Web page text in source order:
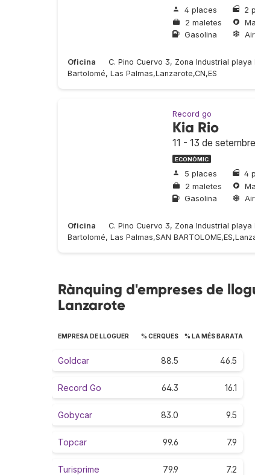
4 places
2
2 maletes
Gasolina
Oficina
C. Pino Cuervo 3, Zona Industrial playa
Bartolomé, Las Palmas,Lanzarote,CN,ES
Record go
Kia Rio
11 - 13 de setembre
ECONÒMIC
5 places
4
2 maletes
Gasolina
Oficina
C. Pino Cuervo 3, Zona Industrial playa
Bartolomé, Las Palmas,SAN
Rànquing d'empreses de
Lanzarote
EMPRESA DE LLOGUER % CERQUES % LA MÉS BARATA
Goldcar 88.5 46.5
Record Go 64.3 16.1
Gobycar 83.0 9.5
Topcar 99.6 7.9
Turisprime 79.9 7.2